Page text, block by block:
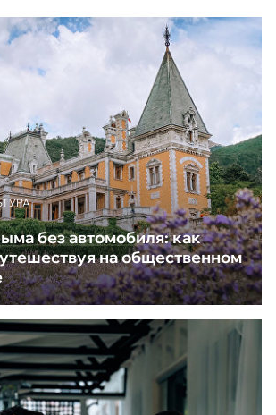
без автомобиля: как
на общественном